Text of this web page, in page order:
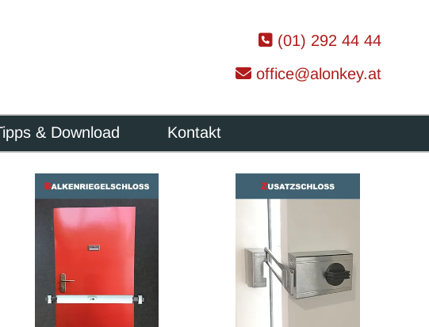
 (01) 292 44 44
 office@alonkey.at
& Download Kontakt